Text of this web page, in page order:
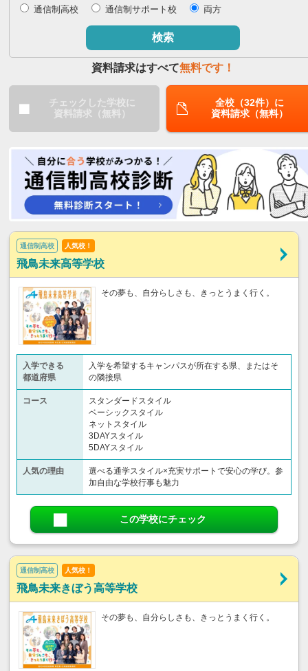
通信制高校 通信制サポート校 両方
検索
資料請求はすべて無料です！
チェックした学校に
資料請求（無料）
全校（32件）に
資料請求（無料）
通信制高校 人気校！
飛鳥未来高等学校
その夢も、自分らしさも、きっとうまく行く。
入学できる
都道府県
入学を希望するキャンパスが所在する県、またはそ
の隣接県
コース
スタンダードスタイル
ベーシックスタイル
ネットスタイル
3DAYスタイル
5DAYスタイル
人気の理由
選べる通学スタイル×充実サポートで安心の学び。参
加自由な学校行事も魅力
この学校にチェック
通信制高校 人気校！
飛鳥未来きぼう高等学校
その夢も、自分らしさも、きっとうまく行く。